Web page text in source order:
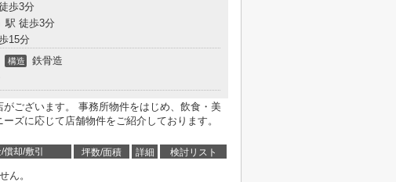
歩3分
駅 徒歩3分
15分
構造 鉄骨造
ございます。 事務所物件をはじめ、飲食・美
ズに応じて店舗物件をご紹介しております。
却/敷引 坪数/面積 詳細 検討リスト
ん。